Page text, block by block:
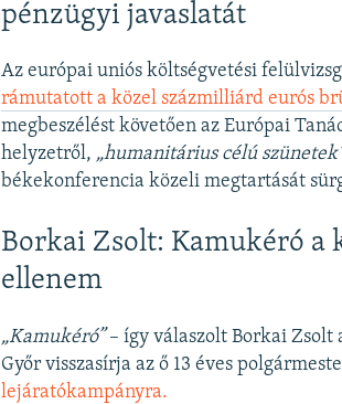
pénzügyi javaslatát
Az európai uniós költségvetési
rámutatott a közel százmilliárd eurós
megbeszélést követően az Európai
helyzetről, „humanitárius célú
békekonferencia közeli megtartását
Borkai Zsolt: Kamukéró
ellenem
„Kamukéró”– így válaszolt Borkai Zsolt
Győr visszasírja az ő 13 éves
lejáratókampányra.